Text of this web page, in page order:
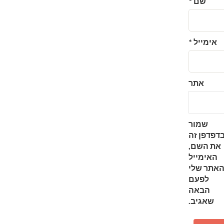
אימייל *
אתר
שמור
זה
את השם,
האימייל
שלי
לפעם
הבאה
שאגיב.